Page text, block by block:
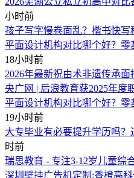
小时前
孩子写字慢卷面乱？楷书快写
平面设计机构对比哪个好？
18小时前
2026年最新祝由术非遗传承面
央广网 | 后浪教育获2025年度
平面设计机构对比哪个好？
19小时前
大专毕业有必要提升学历吗？
时前
瑞思教育 - 专注3-12岁儿童综
深圳壁挂广告机定制:香橙高